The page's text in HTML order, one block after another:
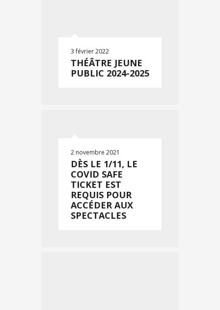
3 février 2022
THÉÂTRE JEUNE
PUBLIC 2024-2025
2 novembre 2021
DÈS LE 1/11, LE
COVID SAFE
TICKET EST
REQUIS POUR
ACCÉDER AUX
SPECTACLES